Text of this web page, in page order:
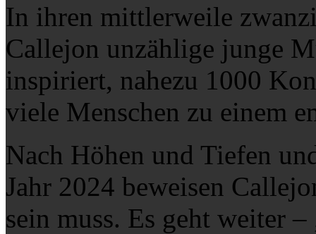
In ihren mittlerweile
Callejon unzählige junge
inspiriert, nahezu 1000
viele Menschen zu einem
Nach Höhen und Tiefen
Jahr 2024 beweisen
sein muss. Es geht weiter